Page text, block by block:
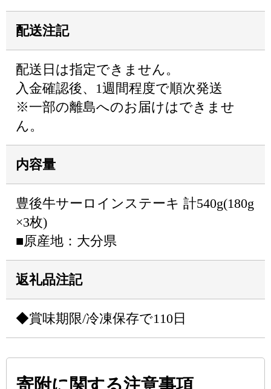
配送注記
配送日は指定できません。
入金確認後、1週間程度で順次発送
※一部の離島へのお届けはできませ
ん。
内容量
豊後牛サーロインステーキ 計540g(180g
×3枚)
■原産地：大分県
返礼品注記
◆賞味期限/冷凍保存で110日
寄附に関する注意事項